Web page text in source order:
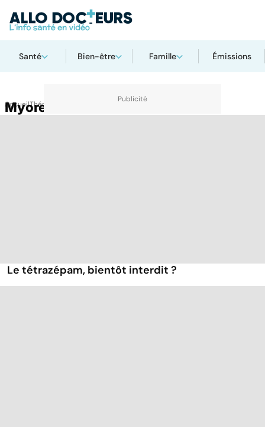
Santé Bien-être Famille Émissions
AccueilThématiques
Myorelaxant
Le tétrazépam, bientôt interdit ?